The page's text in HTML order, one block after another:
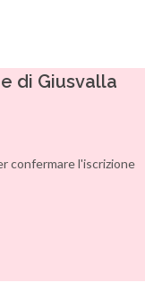
di Giusvalla
confermare l'iscrizione